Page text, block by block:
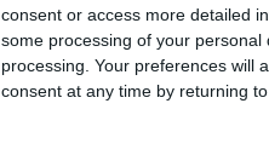
consent or access more detailed
some processing of your
processing. Your preferences will
consent at any time by returning